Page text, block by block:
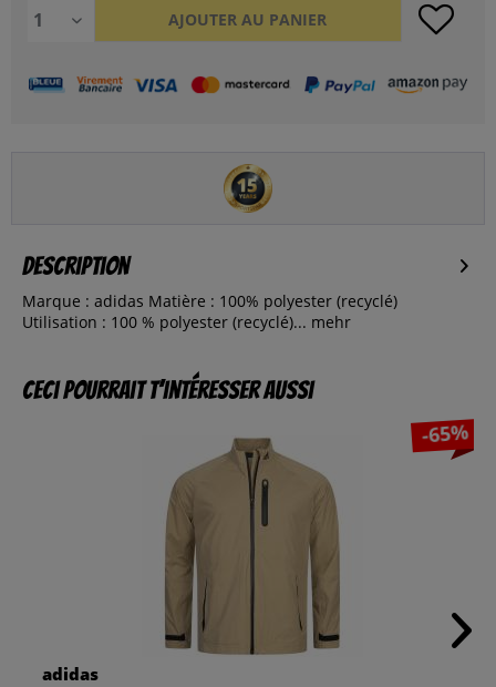
AJOUTER AU PANIER
Description
Marque : adidas Matière : 100% polyester (recyclé)
Utilisation : 100 % polyester (recyclé)... mehr
Ceci pourrait t’intéresser aussi
-65%
adidas